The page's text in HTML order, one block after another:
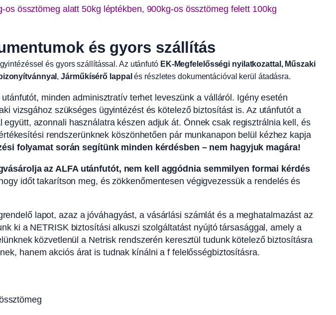
össztömeg alatt 50kg léptékben, 900kg-os össztömeg felett 100kg
és gyors szállítás
és gyors szállítással. Az utánfutó EK-Megfelelősségi nyilatkozattal, Műszaki
,Járműkísérő lappal és részletes dokumentációval kerül átadásra.
minden adminisztratív terhet leveszünk a válláról. Igény esetén
vizsgához szükséges ügyintézést és kötelező biztosítást is. Az utánfutót a
együtt, azonnali használatra készen adjuk át. Önnek csak regisztrálnia kell, és
rendszerünknek köszönhetően pár munkanapon belül kézhez kapja
folyamat során segítünk minden kérdésben – nem hagyjuk magára!
az ALFA utánfutót, nem kell aggódnia semmilyen formai kérdés
időt takarítson meg, és zökkenőmentesen végigvezessük a rendelés és
lapot, azaz a jóváhagyást, a vásárlási számlát és a meghatalmazást az
ki a NETRISK biztosítási alkuszi szolgáltatást nyújtó társasággal, amely a
közvetlenül a Netrisk rendszerén keresztül tudunk kötelező biztosításra
hanem akciós árat is tudnak kínálni a f felelősségbiztosításra.